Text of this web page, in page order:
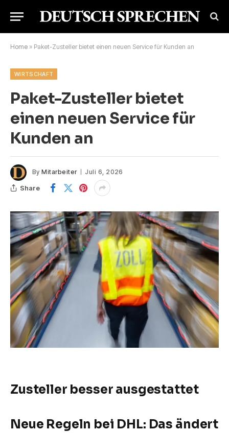
Home » Paket-Zusteller bietet einen neuen Service für Kunden an
WIRTSCHAFT
Paket-Zusteller bietet
einen neuen Service für
Kunden an
By Mitarbeiter Juli 6, 2026
Share
Zusteller besser ausgestattet
Neue Regeln bei DHL: Das ändert